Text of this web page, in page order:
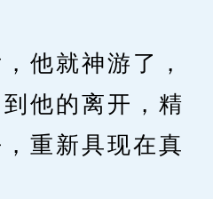
就神游了，
他的离开，精
重新具现在真